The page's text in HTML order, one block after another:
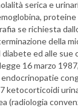
serica e
se richiesta
della
ed alle
16 marzo
ketocorticoidi
(radiologia